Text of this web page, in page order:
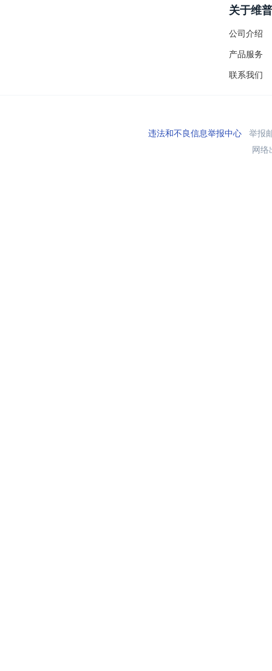
关于维普
公司介绍
产品服务
联系我们
违法和不良信息举报中心举报
网